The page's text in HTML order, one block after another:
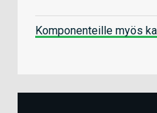
Komponenteille myös